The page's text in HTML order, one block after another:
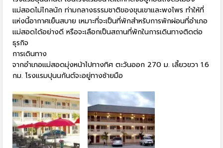
แม่สอดไม่ไกลนัก ท่ามกลางธรรมชาติของขุนเขาและพงไพร ทำให้ที่
แห่งนี้อากาศเย็นสบาย เหมาะที่จะเป็นที่พักสำหรับการพักผ่อนที่อำเภอ
แม่สอดได้อย่างดี หรือจะเลือกเป็นสถานที่พักในการเดินทางติดต่อ
ธุรกิจ
การเดินทาง
จากอำเภอแม่สอดมุ่งหน้าไปทางทิศ ตะวันออก 270 ม. เลี้ยวขวา 1.6
กม. โรงแรมปุนนกันต์จะอยู่ทางซ้ายมือ